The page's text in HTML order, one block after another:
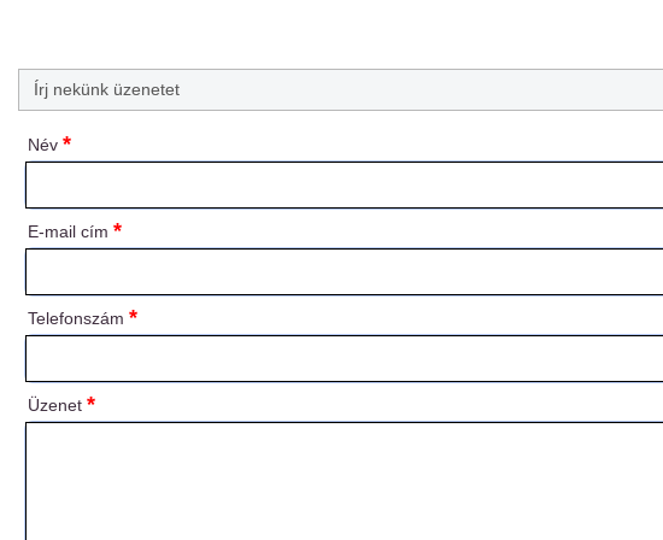
Írj nekünk üzenetet
Név *
E-mail cím *
Telefonszám *
Üzenet *